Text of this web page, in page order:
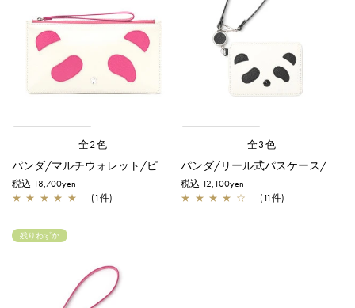
全2色
税込 18,700yen
★ ★ ★ ★ ★ (1件)
全3色
税込 12,100yen
★ ★ ★ ★ ☆ (11件)
残りわずか